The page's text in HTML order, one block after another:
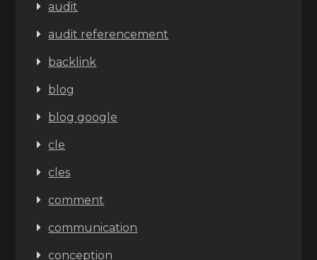
audit
audit referencement
backlink
blog
blog google
cle
cles
comment
communication
conception